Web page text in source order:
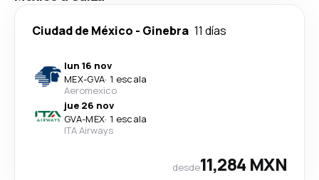
Ciudad de México - Ginebra 11 días
lun 16 nov
MEX-GVA· 1 escala
Aeromexico
jue 26 nov
GVA-MEX· 1 escala
ITA Airways
desde11,284 MXN